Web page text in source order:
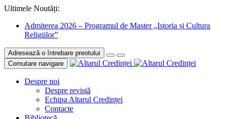
Ultimele Noutăți:
Admiterea 2026 – Programul de Master „Istoria și Cultura
Religiilor”
Adresează o întrebare preotului
Comutare navigare
Despre noi
Despre revistă
Echipa Altarul Credinței
Contacte